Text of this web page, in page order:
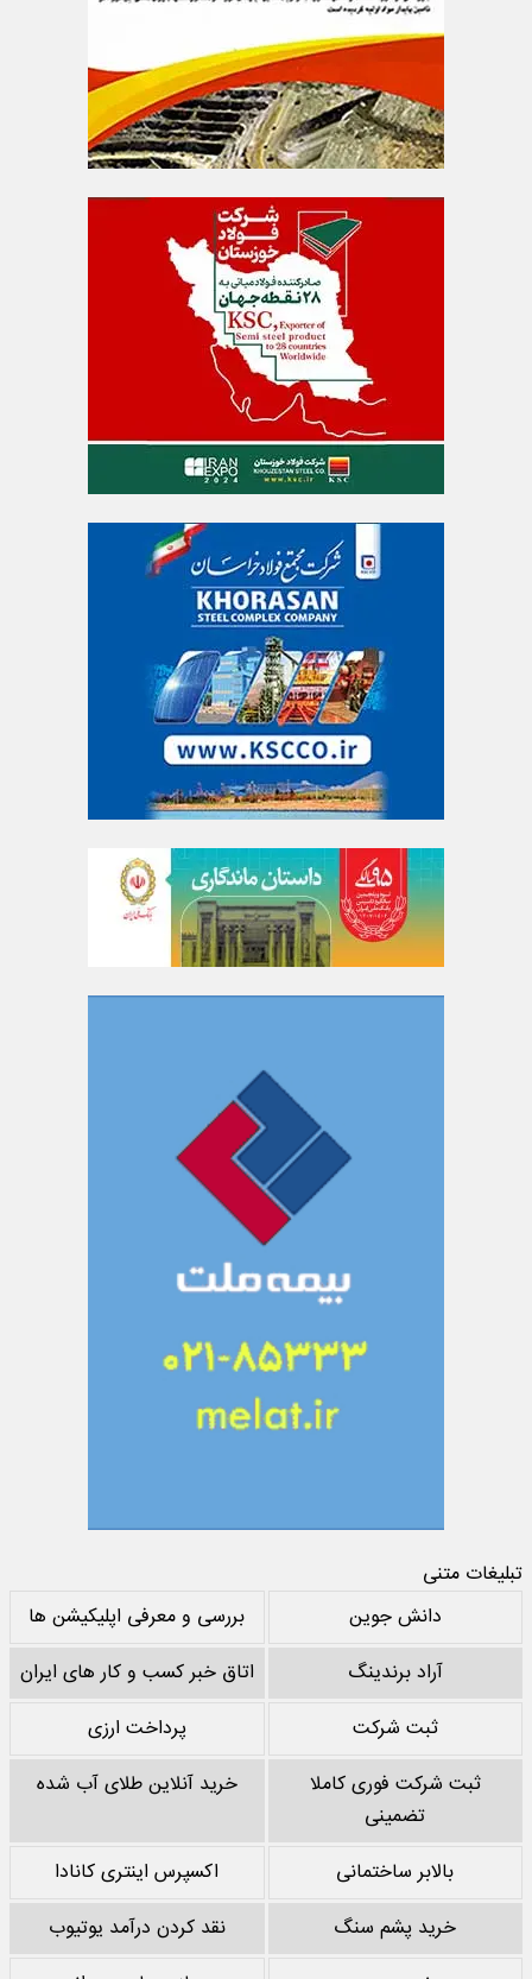
تبلیغات متنی
دانش جوین
بررسی و معرفی اپلیکیشن ها
آراد برندینگ
اتاق خبر کسب و کار های ایران
ثبت شرکت
پرداخت ارزی
ثبت شرکت فوری کاملا
تضمینی
خرید آنلاین طلای آب شده
بالابر ساختمانی
اکسپرس اینتری کانادا
خرید پشم سنگ
نقد کردن درآمد یوتیوب